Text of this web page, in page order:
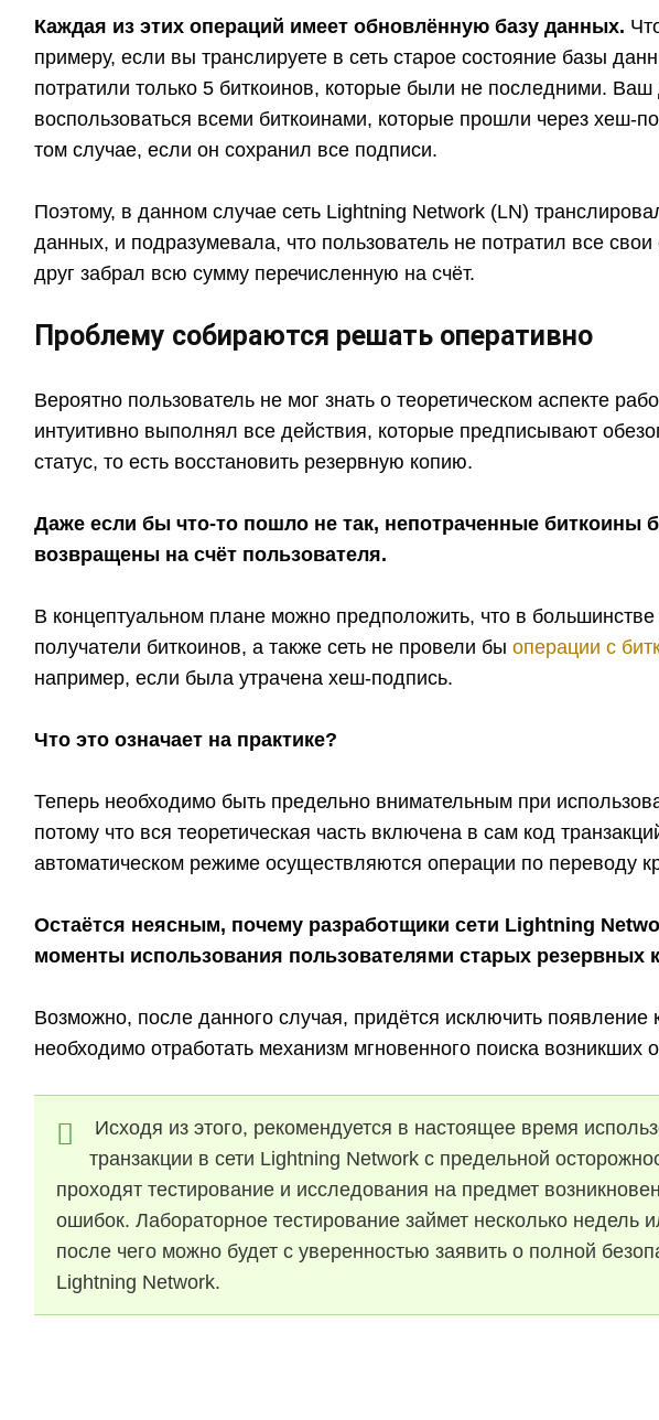
Каждая из этих операций имеет обновлённую базу данных.
примеру, если вы транслируете в сеть старое состояние базы
потратили только 5 биткоинов, которые были не последними. Ваш
воспользоваться всеми биткоинами, которые прошли через хеш-
том случае, если он сохранил все подписи.
Поэтому, в данном случае сеть Lightning Network (LN)
данных, и подразумевала, что пользователь не потратил все свои
друг забрал всю сумму перечисленную на счёт.
Проблему собираются решать оперативно
Вероятно пользователь не мог знать о теоретическом аспекте
интуитивно выполнял все действия, которые предписывают
статус, то есть восстановить резервную копию.
Даже если бы что-то пошло не так, непотраченные биткоины
возвращены на счёт пользователя.
В концептуальном плане можно предположить, что в большинстве
получатели биткоинов, а также сеть не провели быоперации с
например, если была утрачена хеш-подпись.
Что это означает на практике?
Теперь необходимо быть предельно внимательным при
потому что вся теоретическая часть включена в сам код
автоматическом режиме осуществляются операции по переводу
Остаётся неясным, почему разработщики сети Lightning
моменты использования пользователями старых резервных
Возможно, после данного случая, придётся исключить появление
необходимо отработать механизм мгновенного поиска возникших
Исходя из этого, рекомендуется в настоящее время
транзакции в сети Lightning Network с предельной
проходят тестирование и исследования на предмет
ошибок. Лабораторное тестирование займет несколько недель
после чего можно будет с уверенностью заявить о полной
Lightning Network.